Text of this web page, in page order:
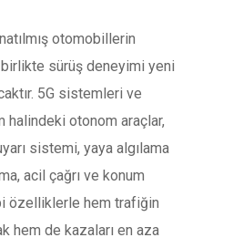
otomobillerin
birlikte sürüş deneyimi yeni
5G sistemleri ve
otonom araçlar,
sistemi, yaya algılama
acil çağrı ve konum
özelliklerle hem trafiğin
hem de kazaları en aza